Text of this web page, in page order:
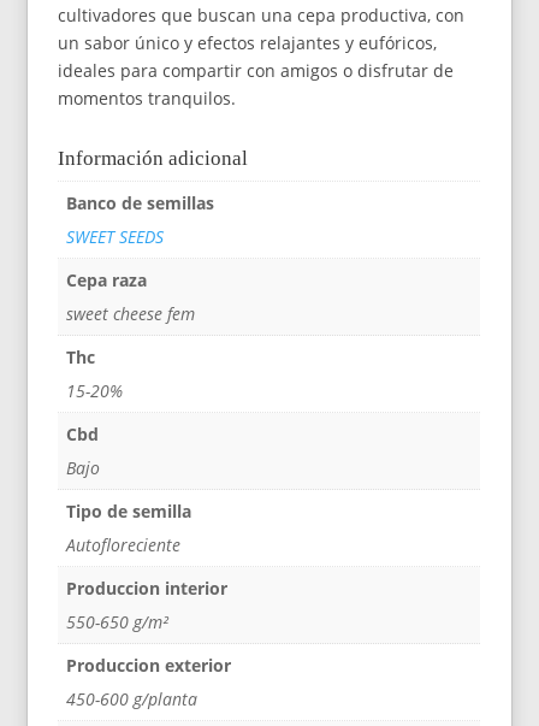
cultivadores que buscan una cepa productiva, con
un sabor único y efectos relajantes y eufóricos,
ideales para compartir con amigos o disfrutar de
momentos tranquilos.
Información adicional
Banco de semillas
SWEET SEEDS
Cepa raza
sweet cheese fem
Thc
15-20%
Cbd
Bajo
Tipo de semilla
Autofloreciente
Produccion interior
550-650 g/m²
Produccion exterior
450-600 g/planta